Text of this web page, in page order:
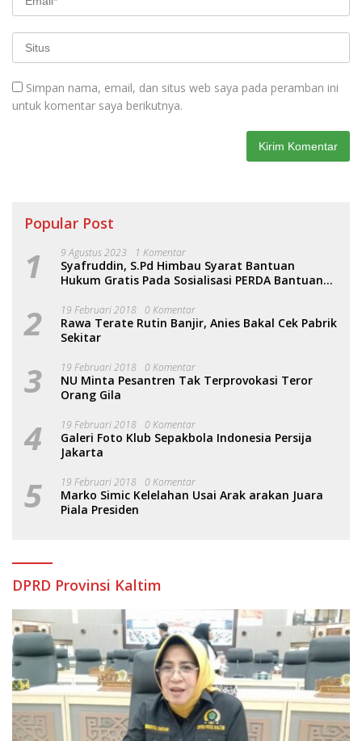
Simpan nama, email, dan situs web saya pada peramban ini
untuk komentar saya berikutnya.
Popular Post
1 9 Agustus 2023 1 Komentar
Syafruddin, S.Pd Himbau Syarat Bantuan
Hukum Gratis Pada Sosialisasi PERDA Bantuan
2 19 Februari 2018 0 Komentar
Rawa Terate Rutin Banjir, Anies Bakal Cek Pabrik
Sekitar
3 19 Februari 2018 0 Komentar
NU Minta Pesantren Tak Terprovokasi Teror
Orang Gila
4 19 Februari 2018 0 Komentar
Galeri Foto Klub Sepakbola Indonesia Persija
Jakarta
5 19 Februari 2018 0 Komentar
Marko Simic Kelelahan Usai Arak arakan Juara
Piala Presiden
DPRD Provinsi Kaltim